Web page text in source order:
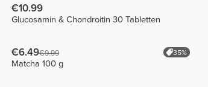
€10.99
Glucosamin & Chondroitin 30 Tabletten
€6.49€9.99 35%
Matcha 100 g